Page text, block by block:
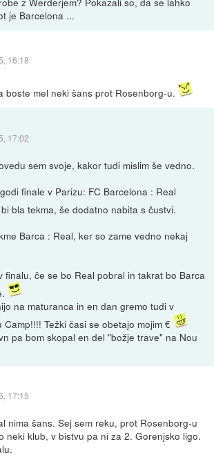
je Barcelona ...
16:18
boste mel neki šans prot Rosenborg-u.
17:02
sem svoje, kakor tudi mislim še vedno.
finale v Parizu: FC Barcelona : Real
bla tekma, še dodatno nabita s čustvi.
Barca : Real, ker so zame vedno nekaj
finalu, če se bo Real pobral in takrat bo Barca
na maturanca in en dan gremo tudi v
Težki časi se obetajo mojim €
pa bom skopal en del "božje trave" na Nou
17:15
nima šans. Sej sem reku, prot Rosenborg-u
neki klub, v bistvu pa ni za 2. Gorenjsko ligo.